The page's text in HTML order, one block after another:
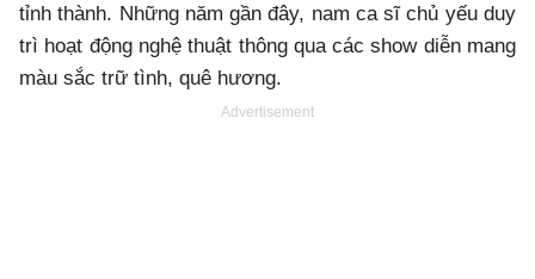
tỉnh thành. Những năm gần đây, nam ca sĩ chủ yếu duy
trì hoạt động nghệ thuật thông qua các show diễn mang
màu sắc trữ tình, quê hương.
Advertisement